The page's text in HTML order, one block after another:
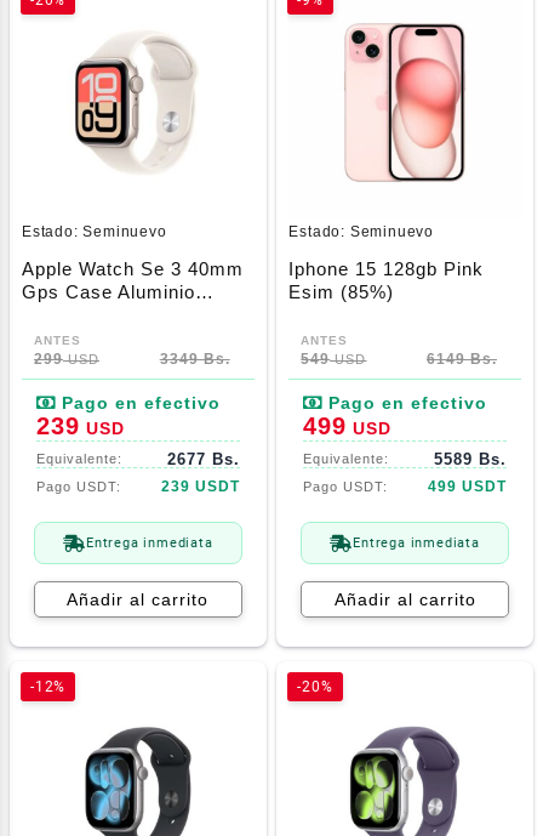
Estado:Seminuevo
Apple Watch Se 3 40mm
Gps Case Aluminio
Deportiva Starlight S/M
299USD 3349 Bs.
239 USD
2677 Bs.
239 USDT
Entrega inmediata
Añadir al carrito
Estado: Seminuevo
Iphone 15 128gb Pink
Esim (85%)
549USD 6149 Bs.
499 USD
5589 Bs.
499 USDT
Entrega inmediata
Añadir al carrito
-12% -20%